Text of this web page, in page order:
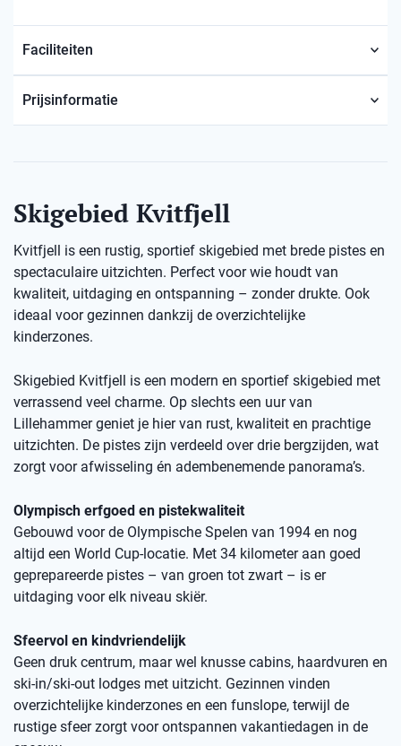
Faciliteiten
Prijsinformatie
Skigebied Kvitfjell
Kvitfjell is een rustig, sportief skigebied met brede pistes en
spectaculaire uitzichten. Perfect voor wie houdt van
kwaliteit, uitdaging en ontspanning – zonder drukte. Ook
ideaal voor gezinnen dankzij de overzichtelijke
kinderzones.
Skigebied Kvitfjell is een modern en sportief skigebied met
verrassend veel charme. Op slechts een uur van
Lillehammer geniet je hier van rust, kwaliteit en prachtige
uitzichten. De pistes zijn verdeeld over drie bergzijden, wat
zorgt voor afwisseling én adembenemende panorama’s.
Olympisch erfgoed en pistekwaliteit
Gebouwd voor de Olympische Spelen van 1994 en nog
altijd een World Cup-locatie. Met 34 kilometer aan goed
geprepareerde pistes – van groen tot zwart – is er
uitdaging voor elk niveau skiër.
Sfeervol en kindvriendelijk
Geen druk centrum, maar wel knusse cabins, haardvuren en
ski-in/ski-out lodges met uitzicht. Gezinnen vinden
overzichtelijke kinderzones en een funslope, terwijl de
rustige sfeer zorgt voor ontspannen vakantiedagen in de